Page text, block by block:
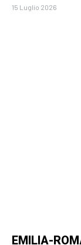
EMILIA-
15 Luglio 2026